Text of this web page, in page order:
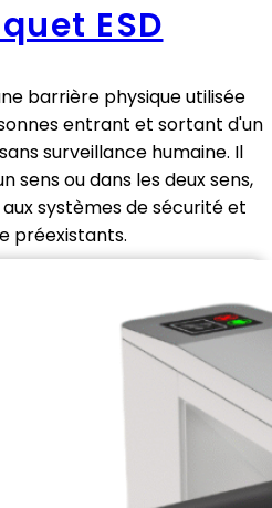
ESD
barrière physique utilisée
entrant et sortant d'un
surveillance humaine. Il
sens ou dans les deux sens,
systèmes de sécurité et
préexistants.